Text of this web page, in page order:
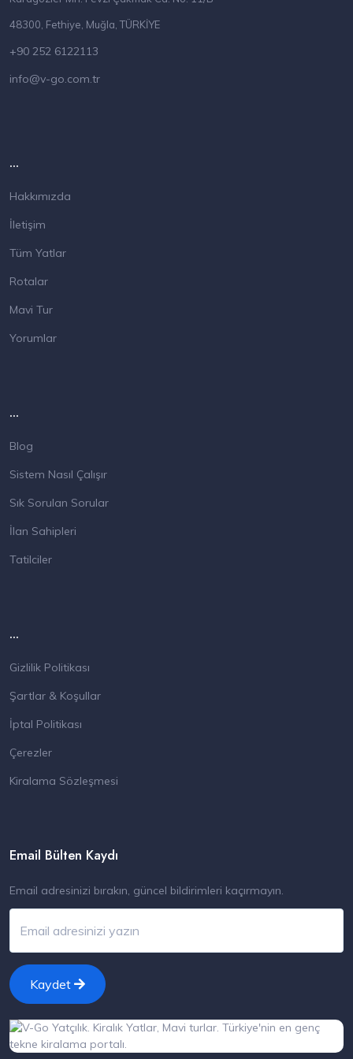
48300, Fethiye, Muğla, TÜRKİYE
+90 252 6122113
info@v-go.com.tr
...
Hakkımızda
İletişim
Tüm Yatlar
Rotalar
Mavi Tur
Yorumlar
...
Blog
Sistem Nasıl Çalışır
Sık Sorulan Sorular
İlan Sahipleri
Tatilciler
...
Gizlilik Politikası
Şartlar & Koşullar
İptal Politikası
Çerezler
Kiralama Sözleşmesi
Email Bülten Kaydı
Email adresinizi bırakın, güncel bildirimleri kaçırmayın.
Kaydet